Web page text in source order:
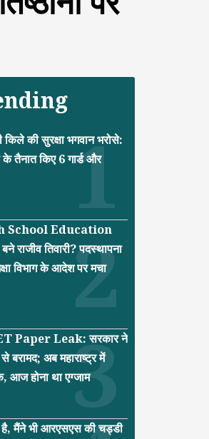
की सुरक्षा भगवान भरोसे:
के तैनात किए 6 गार्ड और
School Education
राजीव तिवारी? पदस्थापना
विभाग के आदेश पर मचा
Paper Leak: सरकार ने
से बरामद; अब महाराष्ट्र में
आज होना था एग्जाम
है, मैंने भी आरएसएस की चड्डी